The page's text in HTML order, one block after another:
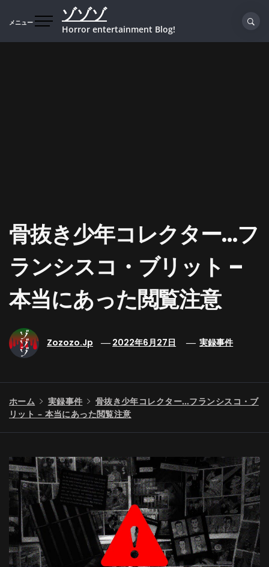
メニュー ゾゾゾ
Horror entertainment Blog!
骨抜き少年コレクター…フ
ランシスコ・ブリット –
本当にあった閲覧注意
Zozozo.jp 2022年6月27日 実録事件
ホーム 実録事件
骨抜き少年コレクター…フランシスコ・ブ
リット – 本当にあった閲覧注意